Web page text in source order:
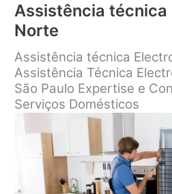
Assistência técnica
Norte
Assistência técnica
Assistência Técnica
São Paulo Expertise e
Serviços Domésticos